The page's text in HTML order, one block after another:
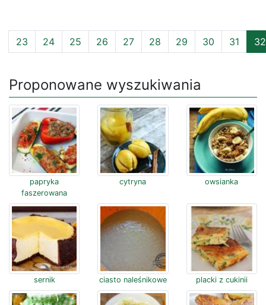
23 24 25 26 27 28 29 30 31 32
Proponowane wyszukiwania
papryka
faszerowana
cytryna owsianka
sernik ciasto naleśnikowe placki z cukinii